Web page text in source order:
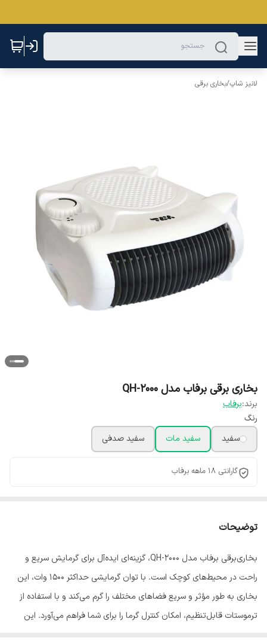
لانیز شاپ/بخاری برقی
بخاری برقی برفاب مدل QH-2000
برند:برفاب
رنگ
سفید
سفید مات سفید صدفی
گارانتی 18 ماهه برفاب
توضیحات
بخاری‌برقی برفاب مدل QH-2000، گزینه‌ای ایده‌آل برای گرمایش سریع و
راحت در محیط‌های کوچک است. با توان گرمایشی حداکثر ۱۵۰۰ وات، این
بخاری به طور مؤثر و سریع فضاهای مختلف را گرم می‌کند و با استفاده از
ترموستات قابل‌تنظیم، امکان کنترل گرما را برای شما فراهم می‌آورد. این